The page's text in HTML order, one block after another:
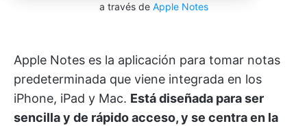
a través de Apple Notes
Apple Notes es la aplicación para tomar notas
predeterminada que viene integrada en los
iPhone, iPad y Mac. Está diseñada para ser
sencilla y de rápido acceso, y se centra en la